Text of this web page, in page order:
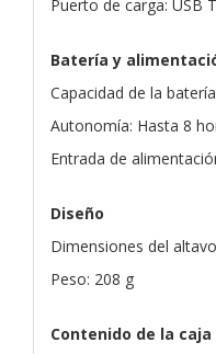
Puerto de carga: USB
Batería y
Capacidad de la
Autonomía: Hasta 8
Entrada de
Diseño
Dimensiones del
Peso: 208 g
Contenido de la caja